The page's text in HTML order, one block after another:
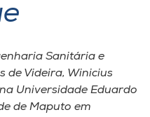
Sanitária e
de Videira, Winicius
Universidade Eduardo
de Maputo em